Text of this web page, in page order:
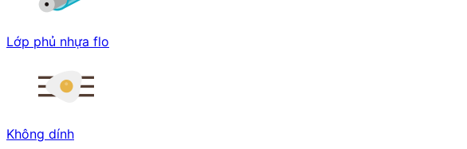
Lớp phủ nhựa flo
Không dính